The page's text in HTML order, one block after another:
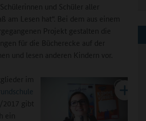
und Schüler aller
am Lesen hat“. Bei dem aus einem
Projekt gestalten die
für die Bücherecke auf der
und lesen anderen Kindern vor.
im
2017 gibt
ein